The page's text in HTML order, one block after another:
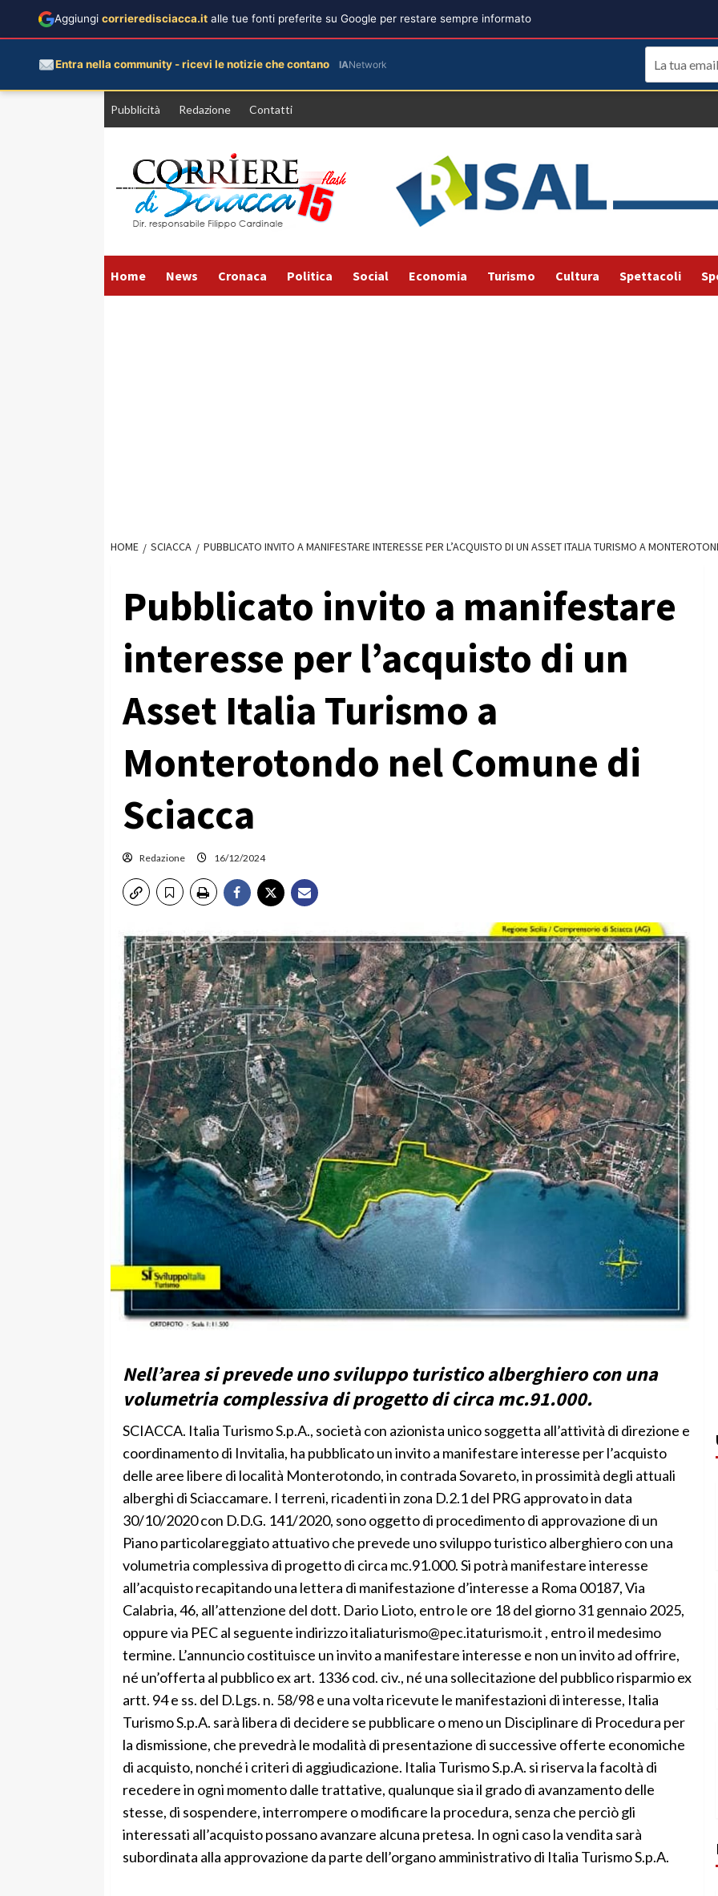
Pubblicità Redazione Contatti
Home News Cronaca Politica Social Economia Turismo Cultura Spettacoli
HOME SCIACCA PUBBLICATO INVITO A MANIFESTARE INTERESSE PER L’ACQUISTO DI UN ASSET ITALIA TURISMO A
Pubblicato invito a manifestare
interesse per l’acquisto di un
Asset Italia Turismo a
Monterotondo nel Comune di
Sciacca
Redazione 16/12/2024
Nell’area si prevede uno sviluppo turistico alberghiero con una
volumetria complessiva di progetto di circa mc.91.000.
SCIACCA. Italia Turismo S.p.A., società con azionista unico soggetta all’attività di direzione e
coordinamento di Invitalia, ha pubblicato un invito a manifestare interesse per l’acquisto
delle aree libere di località Monterotondo, in contrada Sovareto, in prossimità degli attuali
alberghi di Sciaccamare. I terreni, ricadenti in zona D.2.1 del PRG approvato in data
30/10/2020 con D.D.G. 141/2020, sono oggetto di procedimento di approvazione di un
Piano particolareggiato attuativo che prevede uno sviluppo turistico alberghiero con una
volumetria complessiva di progetto di circa mc.91.000. Si potrà manifestare interesse
all’acquisto recapitando una lettera di manifestazione d’interesse a Roma 00187, Via
Calabria, 46, all’attenzione del dott. Dario Lioto, entro le ore 18 del giorno 31 gennaio 2025,
oppure via PEC al seguente indirizzoitaliaturismo@pec.itaturismo.it , entro il medesimo
termine. L’annuncio costituisce un invito a manifestare interesse e non un invito ad offrire,
né un’offerta al pubblico ex art. 1336 cod. civ., né una sollecitazione del pubblico risparmio ex
artt. 94 e ss. del D.Lgs. n. 58/98 e una volta ricevute le manifestazioni di interesse, Italia
Turismo S.p.A. sarà libera di decidere se pubblicare o meno un Disciplinare di Procedura per
la dismissione, che prevedrà le modalità di presentazione di successive offerte economiche
di acquisto, nonché i criteri di aggiudicazione. Italia Turismo S.p.A. si riserva la facoltà di
recedere in ogni momento dalle trattative, qualunque sia il grado di avanzamento delle
stesse, di sospendere, interrompere o modificare la procedura, senza che perciò gli
interessati all’acquisto possano avanzare alcuna pretesa. In ogni caso la vendita sarà
subordinata alla approvazione da parte dell’organo amministrativo di Italia Turismo S.p.A.
Aggiungi corrieredisciacca.it alle tue fonti preferite su Google per restare sempre informato
Entra nella community - ricevi le notizie che contano IANetwork